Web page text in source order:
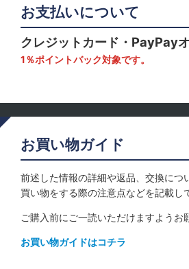
お支払いについて
クレジットカード・PayPay
1％ポイントバック対象です。
お買い物ガイド
前述した情報の詳細や返品、交換につ
買い物をする際の注意点などを記載し
ご購入前にご一読いただけますようお
お買い物ガイドはコチラ